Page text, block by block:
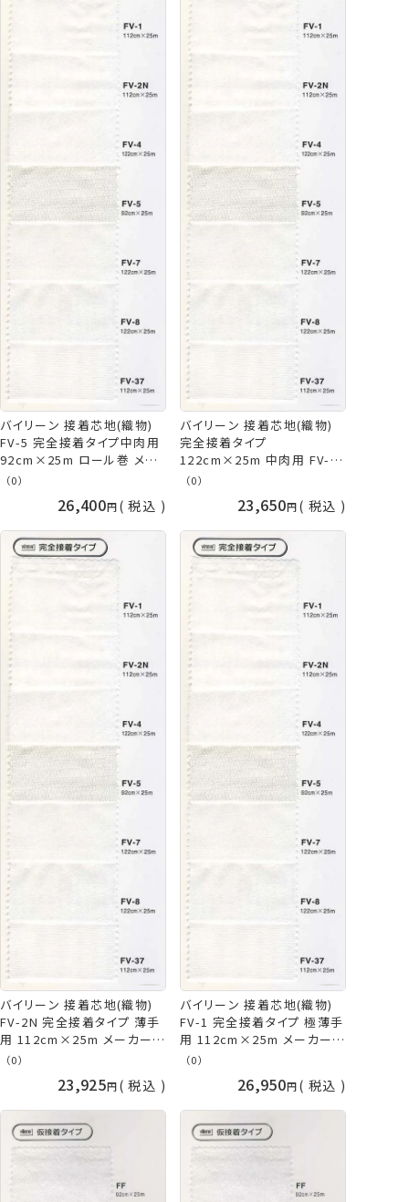
バイリーン 接着芯地(織物)
FV-5 完全接着タイプ中肉用
92cm×25m ロール巻 メー
カー直送 代引不可 日時指定
（0）
26,400 税込
バイリーン 接着芯地(織物)
完全接着タイプ
122cm×25m 中肉用 FV-4
ロール巻 メーカー直送 代引
（0）
23,650 税込
バイリーン 接着芯地(織物)
FV-2N 完全接着タイプ 薄手
用 112cm×25m メーカー直
送 代引不可 日時指定不可
（0）
23,925 税込
バイリーン 接着芯地(織物)
FV-1 完全接着タイプ 極薄手
用 112cm×25m メーカー直
送 代引不可 日時指定不可
（0）
26,950 税込